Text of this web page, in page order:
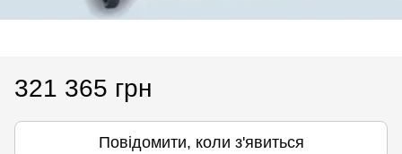
321 365 грн
Повідомити, коли з'явиться